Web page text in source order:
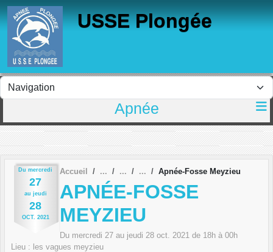
USSE Plongée
Apnée
Du mercredi
27
au jeudi
28
OCT. 2021
Accueil Apnée-Fosse Meyzieu
APNÉE-FOSSE
MEYZIEU
Du mercredi 27 au jeudi 28 oct. 2021 de 18h à 00h
Lieu : les vagues meyzieu
Panneau de gestion des cookies